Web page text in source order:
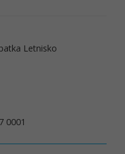
Letnisko
0001